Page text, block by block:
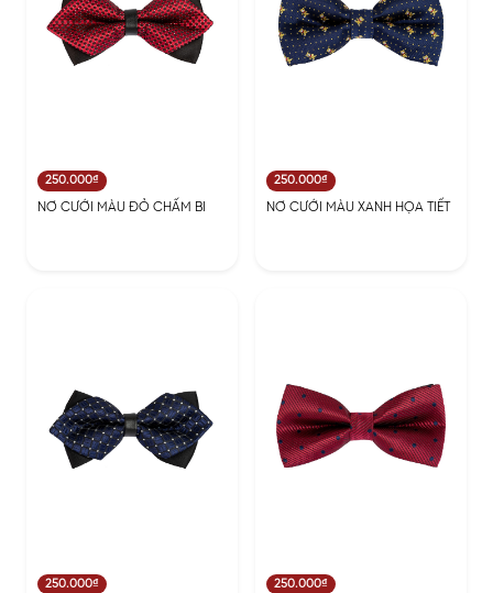
250.000₫
NƠ CƯỚI MÀU ĐỎ CHẤM BI
250.000₫
NƠ CƯỚI MÀU XANH HỌA TIẾT
250.000₫ 250.000₫